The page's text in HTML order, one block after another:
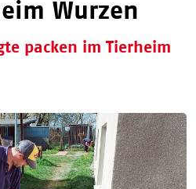
Wurzen
packen im Tierheim